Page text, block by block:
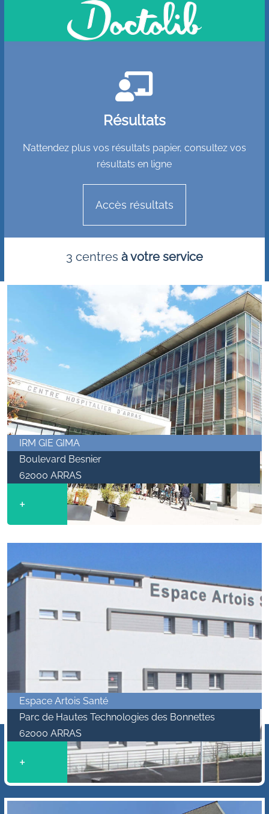

Résultats
N’attendez plus vos résultats papier, consultez vos
résultats en ligne
Accès résultats
3 centres à votre service
IRM GIE GIMA
Boulevard Besnier
62000 ARRAS
+
Espace Artois Santé
Parc de Hautes Technologies des Bonnettes
62000 ARRAS
+